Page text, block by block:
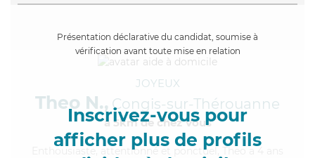
Présentation déclarative du candidat, soumise à
vérification avant toute mise en relation
Inscrivez-vous pour
afficher plus de profils
JOYEUX
Theo N., Congis-sur-Thérouanne
à 5km de chez Vous
, attentionné et ponctuel, Theo a 4 ans